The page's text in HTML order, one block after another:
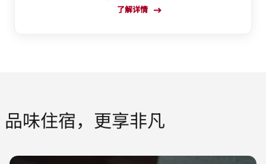
了解详情
品味住宿，更享非凡